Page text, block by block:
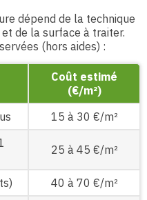
dépend de la technique
de la surface à traiter.
(hors aides) :
Coût estimé
(€/m²)
15 à 30 €/m²
25 à 45 €/m²
40 à 70 €/m²